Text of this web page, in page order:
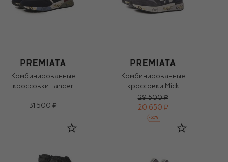
Комбинированные
кроссовки Lander
31 500 ₽
Комбинированные
кроссовки Mick
29 500 ₽
20 650 ₽
-30%